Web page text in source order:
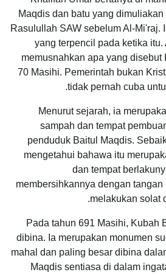
Maqdis dan batu yang
Rasulullah SAW sebelum Al-Mi'raj.
yang terpencil pada ketika
memusnahkan apa yang disebut
70 Masihi. Pemerintah bukan
tidak pernah cuba
Menurut sejarah, ia
sampah dan tempat
penduduk Baitul Maqdis.
mengetahui bahawa itu
dan tempat
membersihkannya dengan
melakukan solat
Pada tahun 691 Masihi, Kubah
dibina. Ia merupakan monumen
mahal dan paling besar dibina
Maqdis sentiasa di dalam